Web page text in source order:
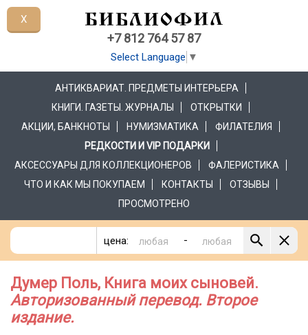
+7 812 764 57 87
Select Language ▼
АНТИКВАРИАТ. ПРЕДМЕТЫ ИНТЕРЬЕРА
КНИГИ. ГАЗЕТЫ. ЖУРНАЛЫ
ОТКРЫТКИ
АКЦИИ, БАНКНОТЫ
НУМИЗМАТИКА
ФИЛАТЕЛИЯ
РЕДКОСТИ И VIP ПОДАРКИ
АКСЕССУАРЫ ДЛЯ КОЛЛЕКЦИОНЕРОВ
ФАЛЕРИСТИКА
ЧТО И КАК МЫ ПОКУПАЕМ
КОНТАКТЫ
ОТЗЫВЫ
ПРОСМОТРЕНО
цена: -
Думер Поль, Книга моих сыновей.
Авторизованный перевод. Второе
издание.
X